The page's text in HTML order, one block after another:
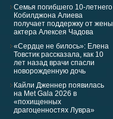
Семья погибшего 10-летнего
Кобилджона Алиева
получает поддержку от жены
актера Алексея Чадова
«Сердце не билось»: Елена
Товстик рассказала, как 10
лет назад врачи спасли
новорожденную дочь
Кайли Дженнер появилась
на Met Gala 2026 в
«похищенных
драгоценностях Лувра»